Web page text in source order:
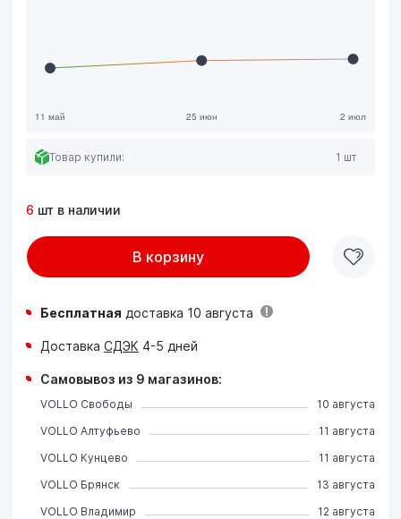
Товар купили: 1 шт
6 шт в наличии
В корзину
Бесплатная доставка 10 августа
Доставка СДЭК 4-5 дней
Самовывоз из 9 магазинов:
VOLLO Свободы
10 августа
VOLLO Алтуфьево
11 августа
VOLLO Кунцево
11 августа
VOLLO Брянск
13 августа
VOLLO Владимир
12 августа